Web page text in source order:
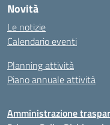
Novità
Le notizie
Calendario eventi
Planning attività
Piano annuale attività
Amministrazione